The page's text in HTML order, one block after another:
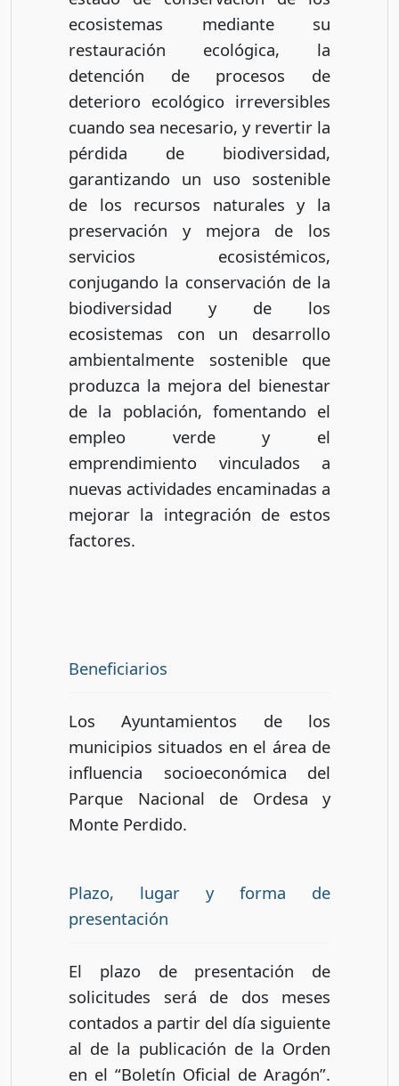
ecosistemas mediante su
restauración ecológica, la
detención de procesos de
deterioro ecológico irreversibles
cuando sea necesario, y revertir la
pérdida de biodiversidad,
garantizando un uso sostenible
de los recursos naturales y la
preservación y mejora de los
servicios ecosistémicos,
conjugando la conservación de la
biodiversidad y de los
ecosistemas con un desarrollo
ambientalmente sostenible que
produzca la mejora del bienestar
de la población, fomentando el
empleo verde y el
emprendimiento vinculados a
nuevas actividades encaminadas a
mejorar la integración de estos
factores.
Beneficiarios
Los Ayuntamientos de los
municipios situados en el área de
influencia socioeconómica del
Parque Nacional de Ordesa y
Monte Perdido.
Plazo, lugar y forma de
presentación
El plazo de presentación de
solicitudes será de dos meses
contados a partir del día siguiente
al de la publicación de la Orden
en el “Boletín Oficial de Aragón”.